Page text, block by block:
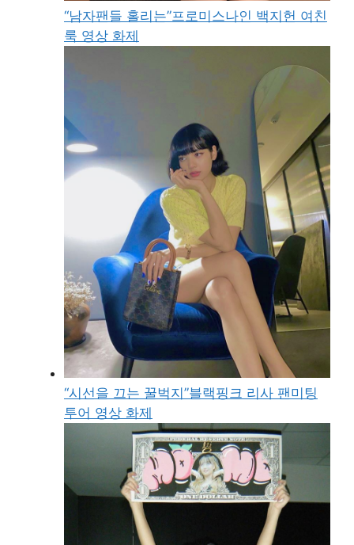
“남자팬들 홀리는”프로미스나인 백지헌 여친
룩 영상 화제
“시선을 끄는 꿀벅지”블랙핑크 리사 팬미팅
투어 영상 화제